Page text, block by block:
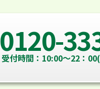
0120-
受付時間：10:00～22：